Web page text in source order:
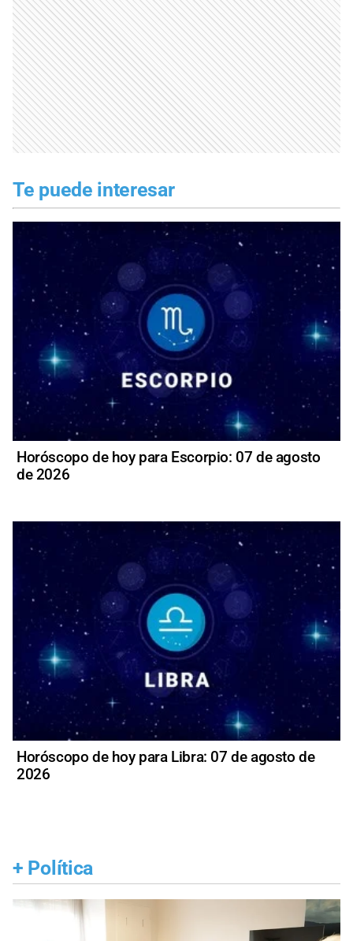
Te puede interesar
Horóscopo de hoy para Escorpio: 07 de agosto
de 2026
Horóscopo de hoy para Libra: 07 de agosto de
2026
+ Política